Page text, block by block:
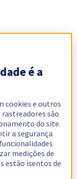
é a
cookies e outros
são
do site.
a segurança
medições de
estão isentos de